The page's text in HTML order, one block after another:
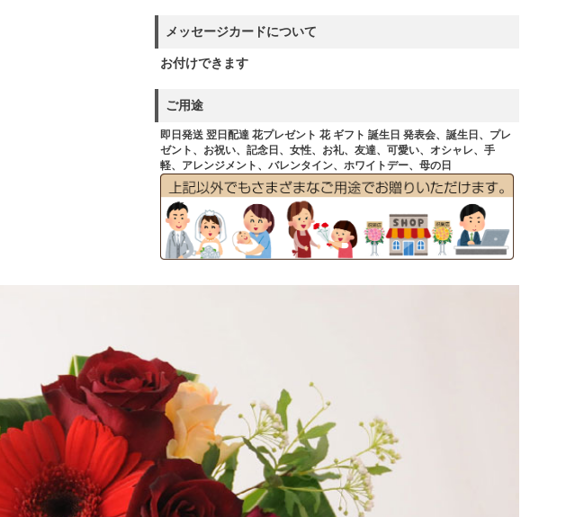
メッセージカードについて
お付けできます
ご用途
即日発送 翌日配達 花プレゼント 花 ギフト 誕生日 発表会、誕生日、プレ
ゼント、お祝い、記念日、女性、お礼、友達、可愛い、オシャレ、手
軽、アレンジメント、バレンタイン、ホワイトデー、母の日